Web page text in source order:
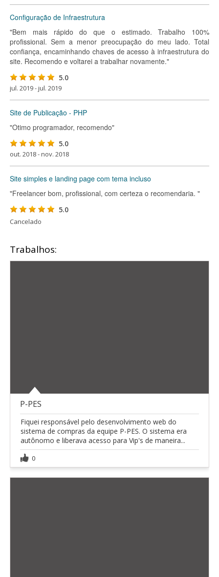
Configuração de Infraestrutura
"Bem mais rápido do que o estimado. Trabalho 100%
profissional. Sem a menor preocupação do meu lado. Total
confiança, encaminhando chaves de acesso à infraestrutura do
site. Recomendo e voltarei a trabalhar novamente."
5.0
jul. 2019 - jul. 2019
Site de Publicação - PHP
"Otimo programador, recomendo"
5.0
out. 2018 - nov. 2018
Site simples e landing page com tema incluso
"Freelancer bom, profissional, com certeza o recomendaria. "
5.0
Cancelado
Trabalhos:
P-PES
Fiquei responsável pelo desenvolvimento web do
sistema de compras da equipe P-PES. O sistema era
autônomo e liberava acesso para Vip's de maneira...
0